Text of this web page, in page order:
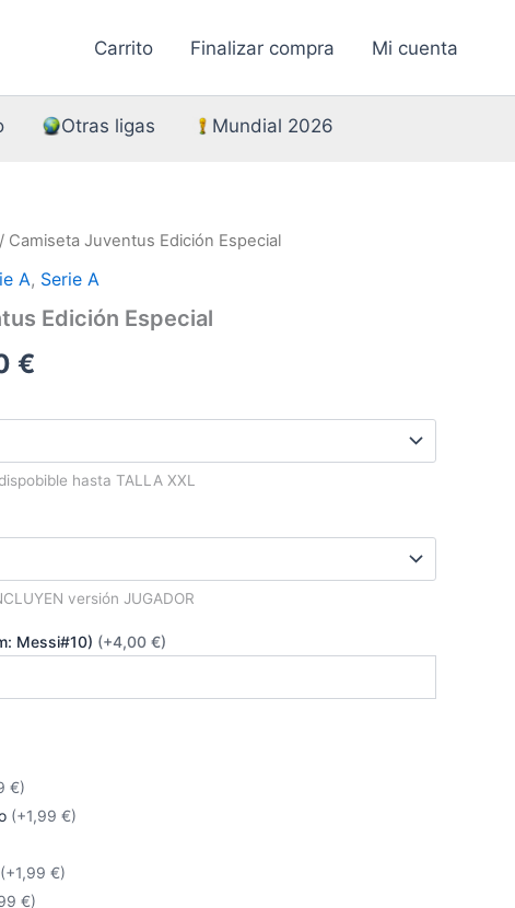
Carrito Finalizar compra Mi cuenta
Otras ligas Mundial 2026
/ Camiseta Juventus Edición Especial
A, Serie A
Edición Especial
€.
€
es:
25,00 €.
hasta TALLA XXL
versión JUGADOR
Messi#10) (+4,00 €)
€)
(+1,99 €)
(+1,99 €)
€)